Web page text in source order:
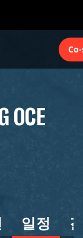
OCE
일정